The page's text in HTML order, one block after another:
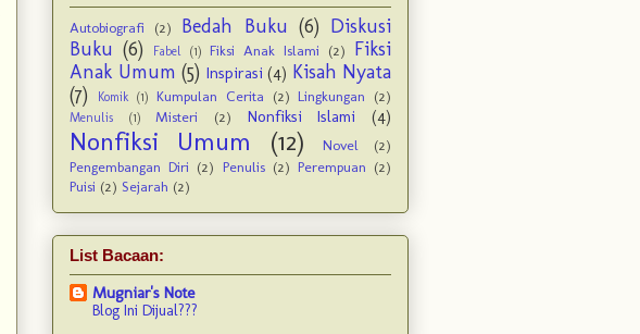
Autobiografi (2) Bedah Buku (6) Diskusi
Buku (6) Fabel (1) Fiksi Anak Islami (2)
Fiksi
Anak Umum (5) Inspirasi (4) Kisah Nyata
(7)
Komik (1) Kumpulan Cerita (2) Lingkungan (2)
Menulis (1) Misteri (2) Nonfiksi Islami (4)
Nonfiksi Umum (12) Novel
(2)
Pengembangan Diri (2) Penulis (2) Perempuan (2)
Puisi (2) Sejarah (2)
List Bacaan:
Mugniar's Note
Blog Ini Dijual???